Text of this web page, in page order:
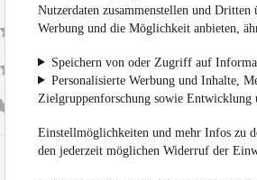
Nutzerdaten zusammenstellen und Dritten
Werbung und die Möglichkeit anbieten,
Speichern von oder Zugriff auf
Personalisierte Werbung und Inhalte,
Zielgruppenforschung sowie Entwicklung
Einstellmöglichkeiten und mehr Infos zu
den jederzeit möglichen Widerruf der
Fahrzeug gekauft